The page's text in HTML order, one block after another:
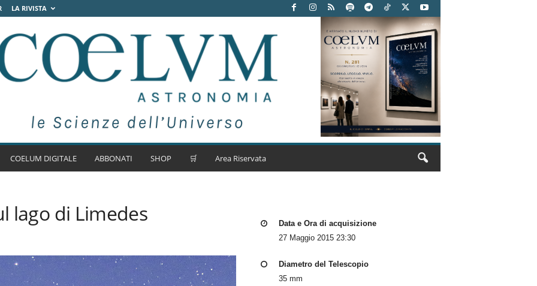
LA RIVISTA
COELUM DIGITALE ABBONATI SHOP 🛒 Area Riservata
lago di Limedes
Data e Ora di acquisizione
27 Maggio 2015 23:30
Diametro del Telescopio
35 mm